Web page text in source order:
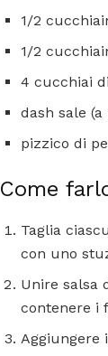
1/2
1/2
4 cucchiai
dash sale (a
pizzico di
Come
Taglia
con uno
Unire salsa
contenere i
Aggiungere